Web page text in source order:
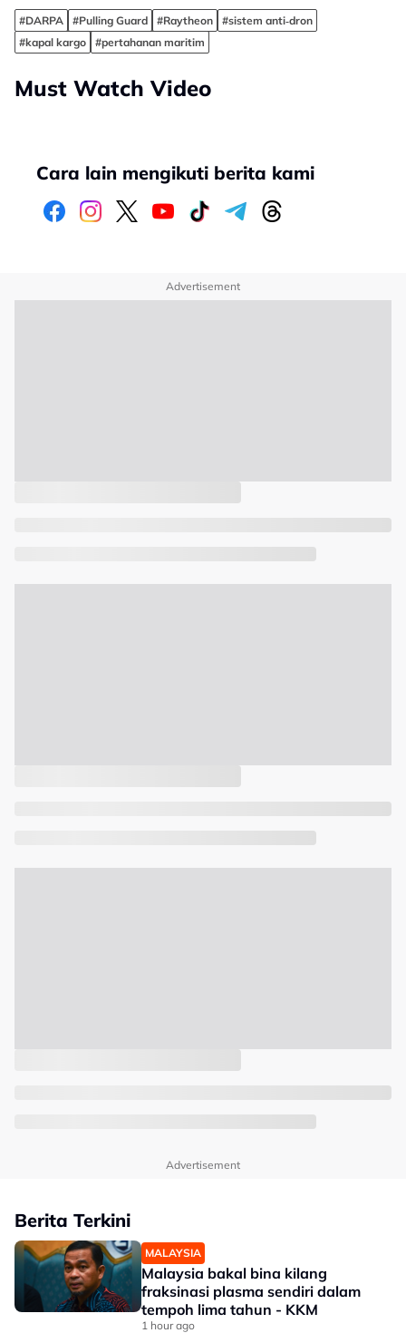
#DARPA #Pulling Guard #Raytheon
#sistem anti‑dron
#kapal kargo
#pertahanan maritim
Must Watch Video
Cara lain mengikuti berita kami
Advertisement
Advertisement
Berita Terkini
MALAYSIA
Malaysia bakal bina kilang
fraksinasi plasma sendiri dalam
tempoh lima tahun - KKM
1 hour ago